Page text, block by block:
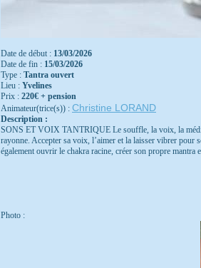
Date de début : 13/03/2026
Date de fin : 15/03/2026
Type : Tantra ouvert
Lieu : Yvelines
Prix : 220€ + pension
Animateur(trice(s)) : Christine LORAND
Description :
SONS ET VOIX TANTRIQUE Le souffle, la voix, la
rayonne. Accepter sa voix, l’aimer et la laisser vibrer pour
également ouvrir le chakra racine, créer son propre
Photo :